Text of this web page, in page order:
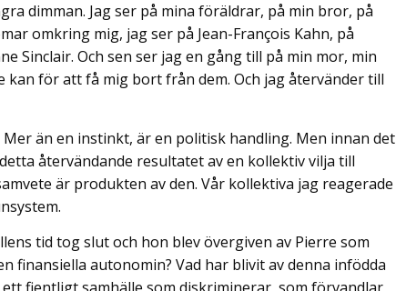
dimman. Jag ser på mina föräldrar, på min bror, på
omkring mig, jag ser på Jean-François Kahn, på
Sinclair. Och sen ser jag en gång till på min mor, min
för att få mig bort från dem. Och jag återvänder till
än en instinkt, är en politisk handling. Men innan det
återvändande resultatet av en kollektiv vilja till
är produkten av den. Vår kollektiva jag reagerade
tid tog slut och hon blev övergiven av Pierre som
finansiella autonomin? Vad har blivit av denna infödda